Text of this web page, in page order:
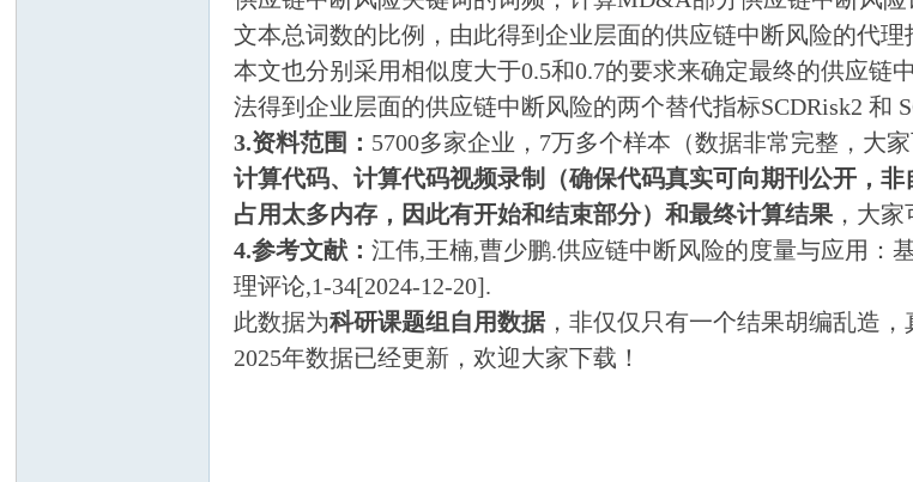
文本总词数的比例，由此得到企业层面的供应链中断风险的代理
本文也分别采用相似度大于0.5和0.7的要求来确定最终的供应链
法得到企业层面的供应链中断风险的两个替代指标SCDRisk2 和
3.资料范围： 5700多家企业，7万多个样本（数据非常完整，大
计算代码、计算代码视频录制（确保代码真实可向期刊公开，
占用太多内存，因此有开始和结束部分）和最终计算结果 ，大
4.参考文献：江伟,王楠,曹少鹏.供应链中断风险的度量与应用：
理评论,1-34[2024-12-20].
此数据为科研课题组自用数据，非仅仅只有一个结果胡编乱造，
2025年数据已经更新，欢迎大家下载！